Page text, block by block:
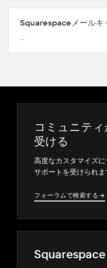
Squarespaceメールキ
...
コミ⁠ュニテ⁠
受ける
高度なカスタマイズ
サポ⁠ートを受けられま
フ⁠ォ⁠ーラムで検索する →
→
Squarespace